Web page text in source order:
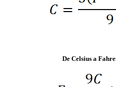
De Celsius a